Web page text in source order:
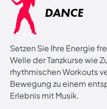
DANCE
Setzen Sie Ihre Energie
Welle der Tanzkurse wie
rhythmischen Workouts
Bewegung zu einem
Erlebnis mit Musik.